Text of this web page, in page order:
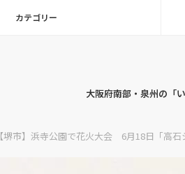
カテゴリー
大阪府南部・泉州の「
【堺市】浜寺公園で花火大会 6月18日「高